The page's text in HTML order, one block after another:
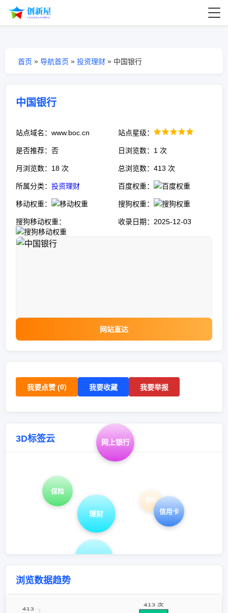
首页 » 导航首页 » 投资理财 » 中国银行
中国银行
站点域名：www.boc.cn 站点星级：
是否推荐：否 日浏览数：1 次
月浏览数：18 次 总浏览数：413 次
所属分类： 投资理财 百度权重：
移动权重： 搜狗权重：
搜狗移动权重： 收录日期：2025-12-03
网站直达
我要点赞 (0) 我要收藏 我要举报
3D标签云
信用卡
理财
贷款
网上银行
保险
浏览数据趋势